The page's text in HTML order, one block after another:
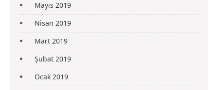
Mayıs 2019
Nisan 2019
Mart 2019
Şubat 2019
Ocak 2019